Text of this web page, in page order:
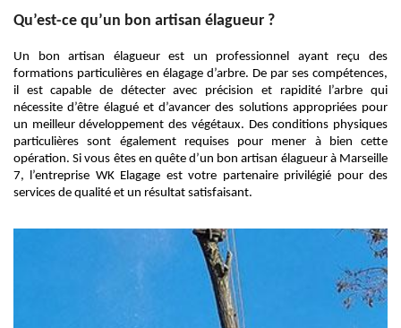
Qu’est-ce qu’un bon artisan élagueur ?
Un bon artisan élagueur est un professionnel ayant reçu des
formations particulières en élagage d’arbre. De par ses compétences,
il est capable de détecter avec précision et rapidité l’arbre qui
nécessite d’être élagué et d’avancer des solutions appropriées pour
un meilleur développement des végétaux. Des conditions physiques
particulières sont également requises pour mener à bien cette
opération. Si vous êtes en quête d’un bon artisan élagueur à Marseille
7, l’entreprise WK Elagage est votre partenaire privilégié pour des
services de qualité et un résultat satisfaisant.